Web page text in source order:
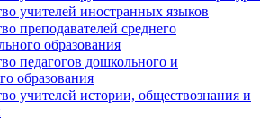
учителей иностранных языков
преподавателей среднего
образования
педагогов дошкольного и
образования
учителей истории, обществознания и